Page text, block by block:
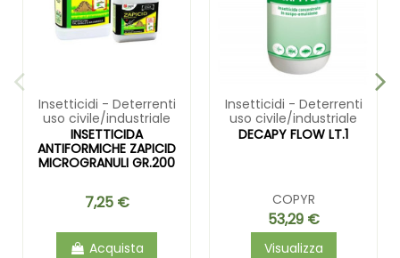
Insetticidi - Deterrenti
uso civile/industriale
INSETTICIDA
ANTIFORMICHE ZAPICID
MICROGRANULI GR.200
7,25 €
Acquista
Insetticidi - Deterrenti
uso civile/industriale
DECAPY FLOW LT.1
COPYR
53,29 €
Visualizza